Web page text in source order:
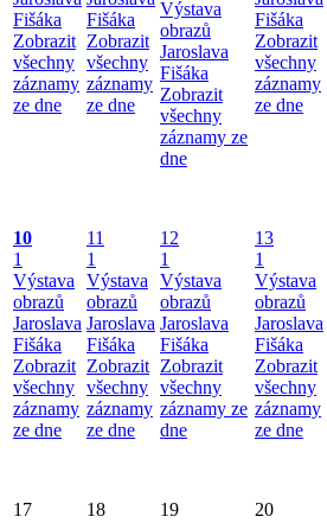
Fišáka
Zobrazit
všechny
záznamy
ze dne
Fišáka
Zobrazit
všechny
záznamy
ze dne
Výstava
obrazů
Jaroslava
Fišáka
Zobrazit
všechny
záznamy ze
dne
Fišáka
Zobrazit
všechny
záznamy
ze dne
10
1
Výstava
obrazů
Jaroslava
Fišáka
Zobrazit
všechny
záznamy
ze dne
11
1
Výstava
obrazů
Jaroslava
Fišáka
Zobrazit
všechny
záznamy
ze dne
12
1
Výstava
obrazů
Jaroslava
Fišáka
Zobrazit
všechny
záznamy ze
dne
13
1
Výstava
obrazů
Jaroslava
Fišáka
Zobrazit
všechny
záznamy
ze dne
17
18 19 20